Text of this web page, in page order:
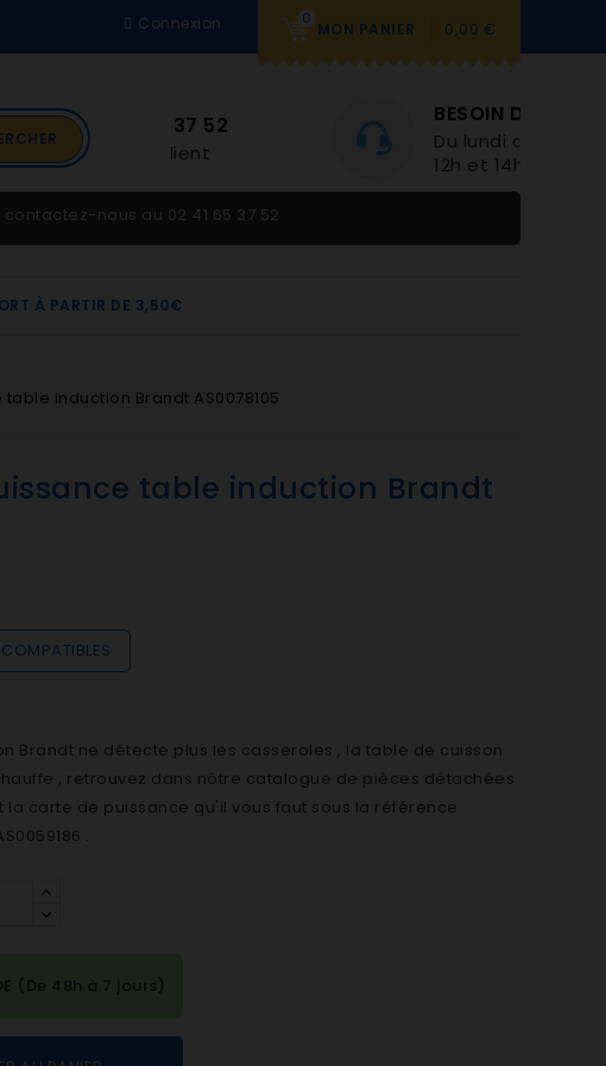
0
MON PANIER 0,00 €
Connexion
37 52
client
Du lundi au vendredi 9h-
contactez-nous au 02 41 65 37 52
À PARTIR DE 3,50€
induction Brandt AS0078105
table induction Brandt
Brandt ne détecte plus les casseroles , la table de cuisson
, retrouvez dans nôtre catalogue de pièces détachées
la carte de puissance qu'il vous faut sous la référence
.
(De 48h à 7 jours)